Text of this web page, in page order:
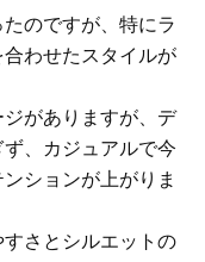
のですが、特にラ
わせたスタイルが
がありますが、デ
、カジュアルで今
ションが上がりま
さとシルエットの